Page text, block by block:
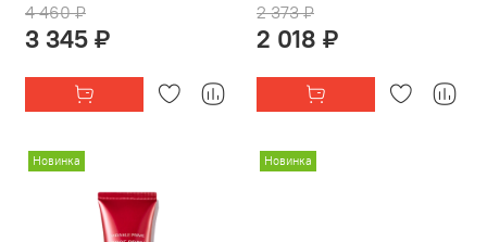
4 460 ₽
3 345 ₽
2 373 ₽
2 018 ₽
Новинка Новинка